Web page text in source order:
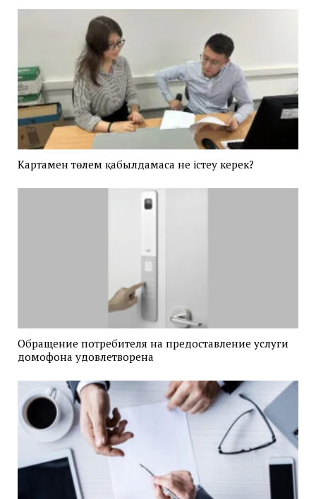
Картамен төлем қабылдамаса не істеу керек?
Обращение потребителя на предоставление услуги
домофона удовлетворена